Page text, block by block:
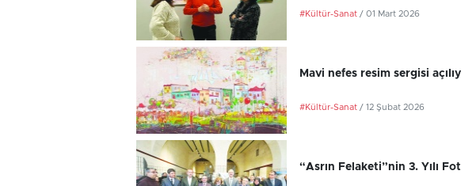
#Kültür-Sanat / 01 Mart 2026
Mavi nefes resim sergisi
#Kültür-Sanat / 12 Şubat 2026
“Asrın Felaketi”nin 3. Yılı